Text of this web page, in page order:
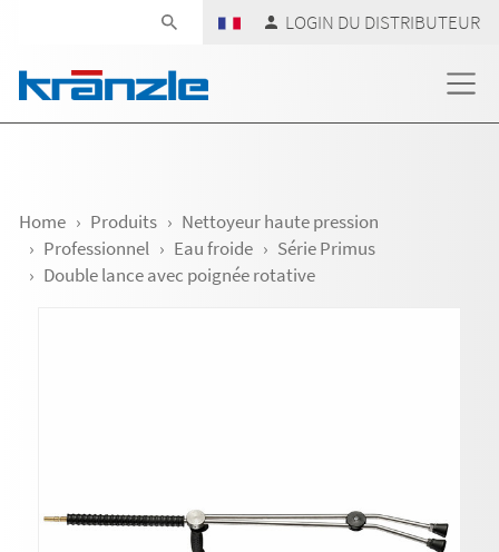
LOGIN DU DISTRIBUTEUR
Home Produits
Nettoyeur haute pression
Professionnel
Eau froide
Série Primus
Double lance avec poignée rotative